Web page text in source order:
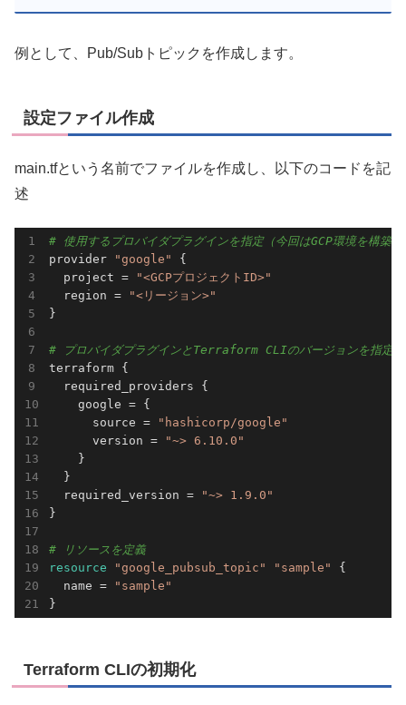
例として、Pub/Subトピックを作成します。
設定ファイル作成
main.tfという名前でファイルを作成し、以下のコードを記
述
# 使用するプロバイダプラグインを指定（今回はGCP環境を構築
provider
"google"
{
  project =
"<GCPプロジェクトID>"
  region =
"<リージョン>"
}
# プロバイダプラグインとTerraform CLIのバージョンを指定
terraform {
  required_providers {
    google = {
      source =
"hashicorp/google"
      version =
"~> 6.10.0"
    }
  }
  required_version =
"~> 1.9.0"
}
# リソースを定義
resource
"google_pubsub_topic" "sample"
{
  name =
"sample"
}
Terraform CLIの初期化